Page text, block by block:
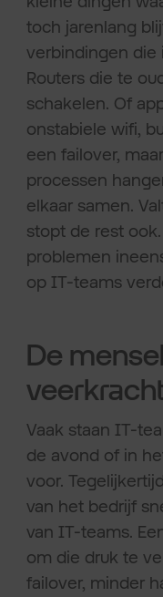
toch jarenlang
verbindingen die
Routers die te
schakelen. Of
onstabiele wifi,
een failover,
processen
elkaar samen.
stopt de rest
problemen
op IT-teams
De
Vaak staan IT-
de avond of in
voor.
van het bedrijf
van IT-teams.
om die druk te
failover, minder